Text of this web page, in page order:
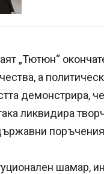
„Тютюн“
а
демонстрира,
ликвидира
шамар,